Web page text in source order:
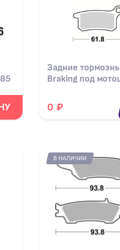
Задние
Braking под
0 ₽
В НАЛИЧИИ